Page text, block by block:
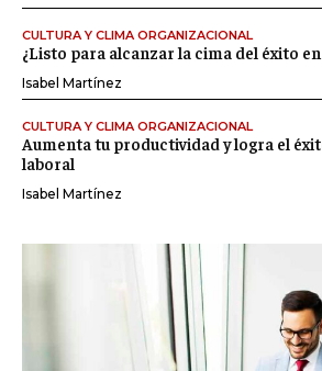
CULTURA Y CLIMA ORGANIZACIONAL
¿Listo para alcanzar la cima del éxito
Isabel Martínez
CULTURA Y CLIMA ORGANIZACIONAL
Aumenta tu productividad y logra el
laboral
Isabel Martínez